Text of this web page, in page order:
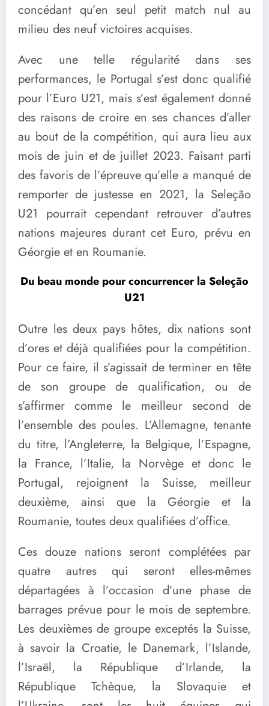
concédant qu’en seul petit match nul au
milieu des neuf victoires acquises.
Avec une telle régularité dans ses
performances, le Portugal s’est donc qualifié
pour l’Euro U21, mais s’est également donné
des raisons de croire en ses chances d’aller
au bout de la compétition, qui aura lieu aux
mois de juin et de juillet 2023. Faisant parti
des favoris de l’épreuve qu’elle a manqué de
remporter de justesse en 2021, la Seleção
U21 pourrait cependant retrouver d’autres
nations majeures durant cet Euro, prévu en
Géorgie et en Roumanie.
Du beau monde pour concurrencer la Seleção
U21
Outre les deux pays hôtes, dix nations sont
d’ores et déjà qualifiées pour la compétition.
Pour ce faire, il s’agissait de terminer en tête
de son groupe de qualification, ou de
s’affirmer comme le meilleur second de
l’ensemble des poules. L’Allemagne, tenante
du titre, l’Angleterre, la Belgique, l’Espagne,
la France, l’Italie, la Norvège et donc le
Portugal, rejoignent la Suisse, meilleur
deuxième, ainsi que la Géorgie et la
Roumanie, toutes deux qualifiées d’office.
Ces douze nations seront complétées par
quatre autres qui seront elles-mêmes
départagées à l’occasion d’une phase de
barrages prévue pour le mois de septembre.
Les deuxièmes de groupe exceptés la Suisse,
à savoir la Croatie, le Danemark, l’Islande,
l’Israël, la République d’Irlande, la
République Tchèque, la Slovaquie et